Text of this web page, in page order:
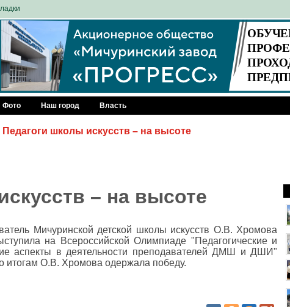
Фото Наш город Власть
Педагоги школы искусств – на высоте
– на высоте
Мичуринской детской школы искусств О.В. Хромова
на Всероссийской Олимпиаде "Педагогические и
аспекты в деятельности преподавателей ДМШ и ДШИ"
итогам О.В. Хромова одержала победу.